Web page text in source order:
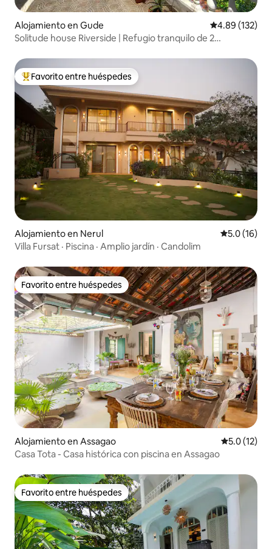
Alojamiento en Gude Calificación
4.89 (132)
Solitude house Riverside | Refugio tranquilo de 2
Favorito entre huéspedes preferido
Favorito entre huéspedes
Alojamiento en Nerul Calificación
5.0 (16)
Villa Fursat · Piscina · Amplio jardín · Candolim
Favorito entre huéspedes
Favorito entre huéspedes
Alojamiento en Assagao Calificación
5.0 (12)
Casa Tota - Casa histórica con piscina en Assagao
Favorito entre huéspedes
Favorito entre huéspedes